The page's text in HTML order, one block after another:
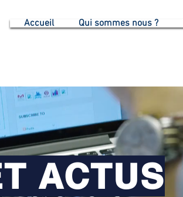
Accueil Qui sommes nous ?
ACTUS